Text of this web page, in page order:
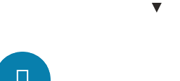
info@lindtour.se